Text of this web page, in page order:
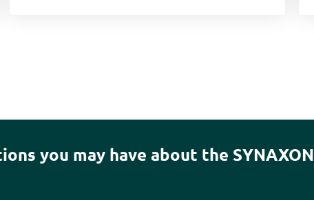
you may have about the SYNAXON